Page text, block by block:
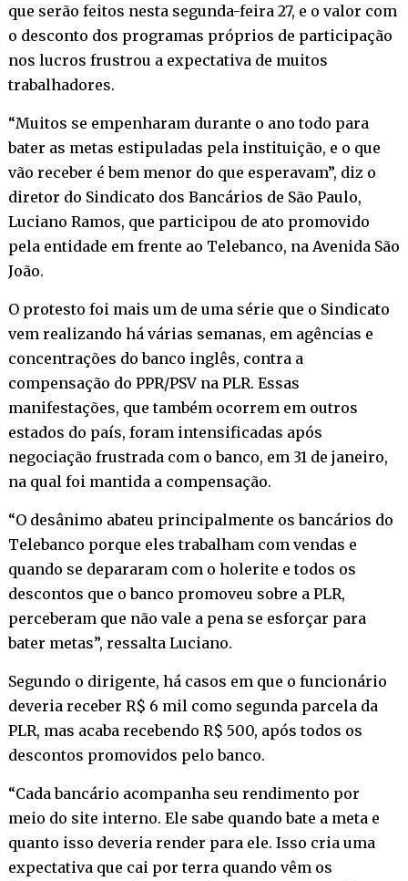
que serão feitos nesta segunda-feira 27, e o valor com
o desconto dos programas próprios de participação
nos lucros frustrou a expectativa de muitos
trabalhadores.
“Muitos se empenharam durante o ano todo para
bater as metas estipuladas pela instituição, e o que
vão receber é bem menor do que esperavam”, diz o
diretor do Sindicato dos Bancários de São Paulo,
Luciano Ramos, que participou de ato promovido
pela entidade em frente ao Telebanco, na Avenida São
João.
O protesto foi mais um de uma série que o Sindicato
vem realizando há várias semanas, em agências e
concentrações do banco inglês, contra a
compensação do PPR/PSV na PLR. Essas
manifestações, que também ocorrem em outros
estados do país, foram intensificadas após
negociação frustrada com o banco, em 31 de janeiro,
na qual foi mantida a compensação.
“O desânimo abateu principalmente os bancários do
Telebanco porque eles trabalham com vendas e
quando se depararam com o holerite e todos os
descontos que o banco promoveu sobre a PLR,
perceberam que não vale a pena se esforçar para
bater metas”, ressalta Luciano.
Segundo o dirigente, há casos em que o funcionário
deveria receber R$ 6 mil como segunda parcela da
PLR, mas acaba recebendo R$ 500, após todos os
descontos promovidos pelo banco.
“Cada bancário acompanha seu rendimento por
meio do site interno. Ele sabe quando bate a meta e
quanto isso deveria render para ele. Isso cria uma
expectativa que cai por terra quando vêm os